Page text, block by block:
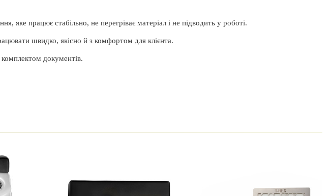
яке працює стабільно, не перегріває матеріал і не підводить у роботі.
швидко, якісно й з комфортом для клієнта.
документів.
кожна
навіть при
домашнього